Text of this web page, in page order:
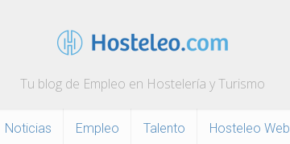
Tu blog de Empleo en Hostelería y Turismo
Noticias Empleo Talento Hosteleo Web